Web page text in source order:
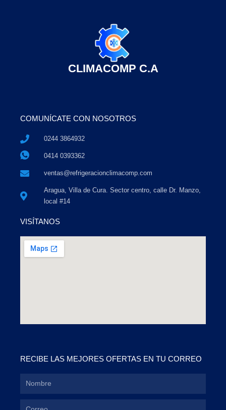
CLIMACOMP C.A
COMUNÍCATE CON NOSOTROS
0244 3864932
0414 0393362
ventas@refrigeracionclimacomp.com
Aragua, Villa de Cura. Sector centro, calle Dr. Manzo,
local #14
VISÍTANOS
RECIBE LAS MEJORES OFERTAS EN TU CORREO